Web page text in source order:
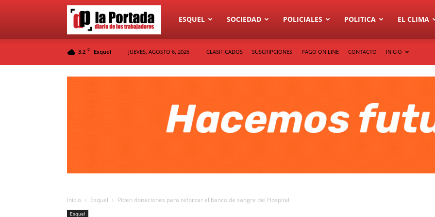
Diario
La
ESQUEL SOCIEDAD POLICIALES POLITICA EL CLIMA
3.2 C Esquel JUEVES, AGOSTO 6, 2026 CLASIFICADOS SUSCRIPCIONES PAGO ON LINE CONTACTO INICIO
Inicio Esquel Piden donaciones para reforzar el banco de sangre del Hospital
Esquel